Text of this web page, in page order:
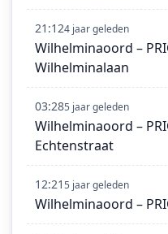
21:124 jaar geleden
Wilhelminaoord –
Wilhelminalaan
03:285 jaar geleden
Wilhelminaoord –
Echtenstraat
12:215 jaar geleden
Wilhelminaoord –